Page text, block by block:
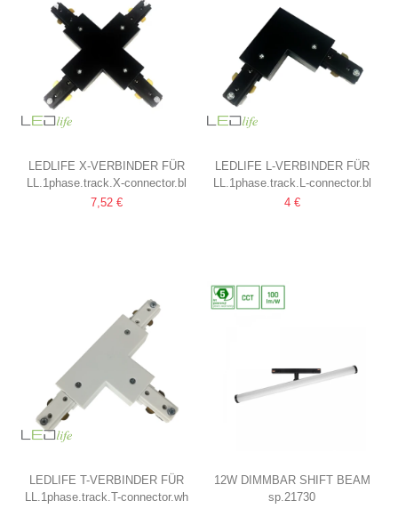
LEDLIFE X-VERBINDER FÜR
SCHIENENSPOTS
SCHWARZ, 1-PHASIG, 1F3W
LL.1phase.track.X-connector.bl
7,52 €
LEDLIFE L-VERBINDER FÜR
SCHIENENSPOTS
SCHWARZ, 1-PHASIG, 1F3W
LL.1phase.track.L-connector.bl
4 €
LEDLIFE T-VERBINDER FÜR
SCHIENENSPOTS
LL.1phase.track.T-connector.wh
12W DIMMBAR SHIFT BEAM
SCHIENENSTRAHLER
sp.21730